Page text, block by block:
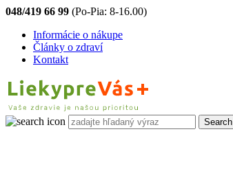
048/419 66 99 (Po-Pia: 8-16.00)
Informácie o nákupe
Články o zdraví
Kontakt